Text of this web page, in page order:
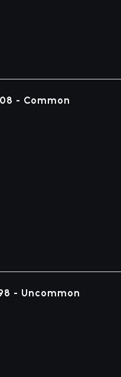
- Common
- Uncommon